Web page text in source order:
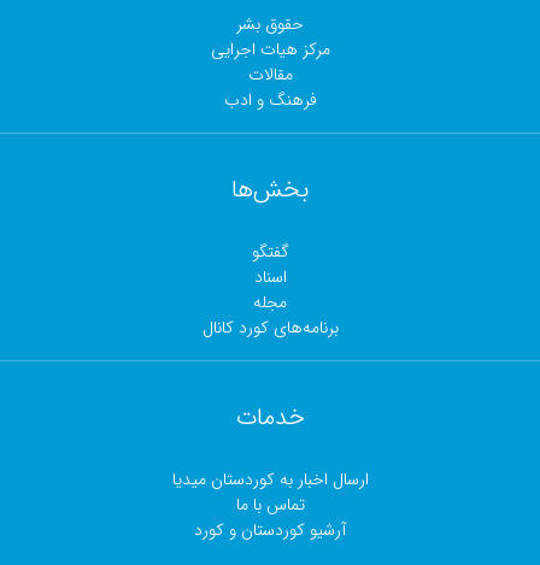
حقوق بشر
مرکز هیات اجرایی
مقالات
فرهنگ و ادب
بخش‌ها
گفتگو
اسناد
مجلە
برنامەهای کورد کانال
خدمات
ارسال اخبار بە کوردستان میدیا
تماس با ما
آرشیو کوردستان و کورد